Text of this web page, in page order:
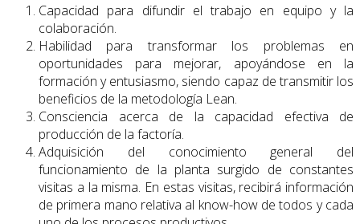
Capacidad para difundir el trabajo en equipo y la
colaboración.
Habilidad para transformar los problemas en
oportunidades para mejorar, apoyándose en la
formación y entusiasmo, siendo capaz de transmitir los
beneficios de la metodología Lean.
Consciencia acerca de la capacidad efectiva de
producción de la factoría.
Adquisición del conocimiento general del
funcionamiento de la planta surgido de constantes
visitas a la misma. En estas visitas, recibirá información
de primera mano relativa al know-how de todos y cada